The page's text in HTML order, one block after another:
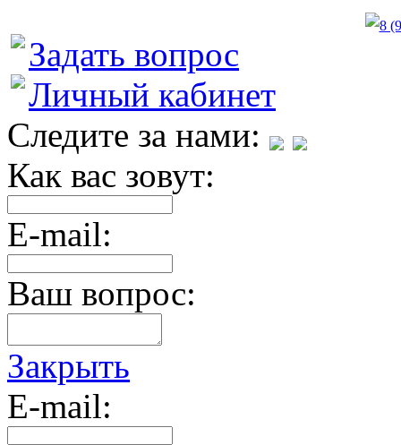
8
Задать вопрос
Личный кабинет
Следите за нами:
Как вас зовут:
E-mail:
Ваш вопрос:
Закрыть
E-mail: